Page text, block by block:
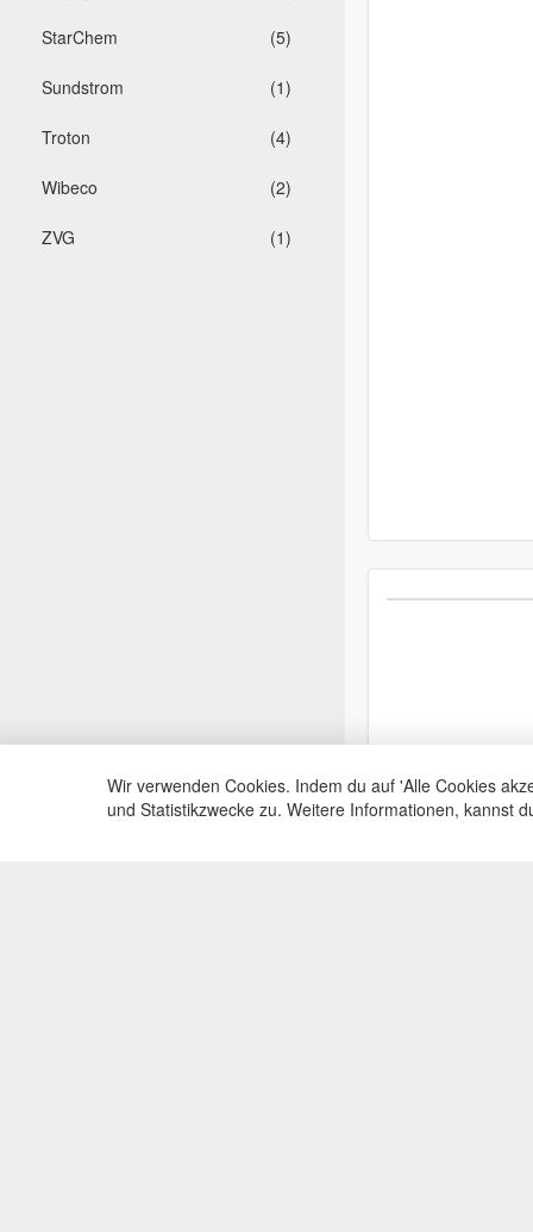
(5)
StarChem
(1)
Sundstrom
(4)
Troton
(2)
Wibeco
(1)
ZVG
Wir verwenden Cookies. Indem du auf 'Alle Cookies
und Statistikzwecke zu. Weitere Informationen, kannst